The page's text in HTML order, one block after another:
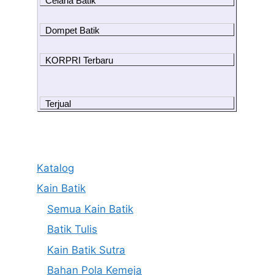
Dompet Batik
KORPRI Terbaru
Terjual
Katalog
Kain Batik
Semua Kain Batik
Batik Tulis
Kain Batik Sutra
Bahan Pola Kemeja